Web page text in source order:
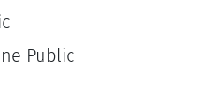
Public